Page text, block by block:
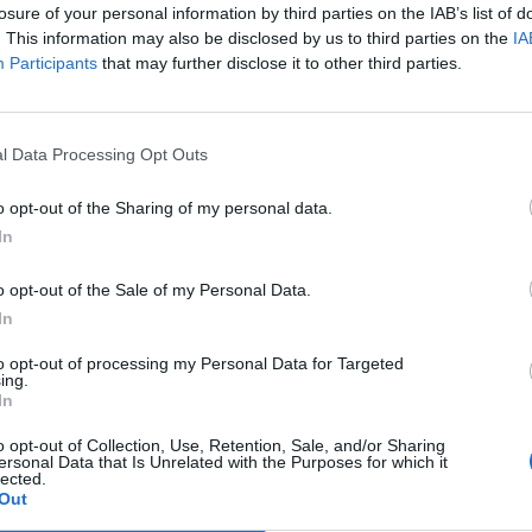
of your personal information by third parties on the IAB’s list of
This information may also be disclosed by us to third parties on the
Participants that may further disclose it to other third parties.
Data Processing Opt Outs
opt-out of the Sharing of my personal data.
opt-out of the Sale of my Personal Data.
opt-out of processing my Personal Data for Targeted
opt-out of Collection, Use, Retention, Sale, and/or Sharing
Data that Is Unrelated with the Purposes for which it
l'impresa di Marsiglia. Eppure, mercato
vecchi talenti demotivati e spenti come
Luis Alberto, Inzaghi confuso, società
prime difficoltà della squadra. Manca
contro l'Inter pesa, eccome, però
subito domenica alle 12.30 contro la
le soluzioni migliori (non ci saranno
per far dimenticare in fretta la nuova
economiche e monte ingaggi
nell'era Inzaghi, non hanno mai
vuole mollare troppo presto il suo sogno
Trump, Meloni e la strategia